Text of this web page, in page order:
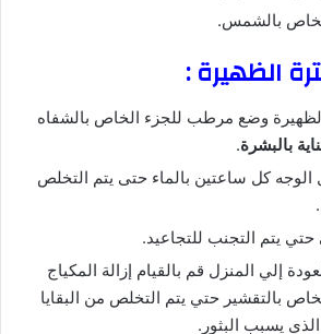
بالشمس.
الظهيرة :
وضع مرطب للجزء الخاص بالشفاه
بالبشرة.
الوجه كل ساعتين بالماء حتى يتم التخلص
يتم التجنب للتجاعيد.
إلي المنزل قم بالقيام إزالة المكياج
بالتقشير حتي يتم التخلص من البقايا
يسبب البثور.